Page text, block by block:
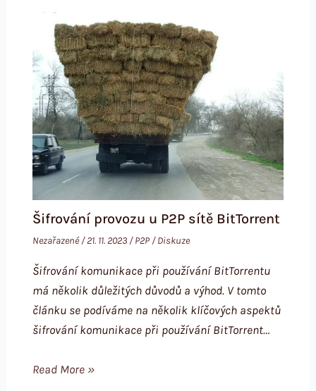
Šifrování provozu u P2P sítě BitTorrent
Nezařazené/21. 11. 2023/P2P/Diskuze
Šifrování komunikace při používání BitTorrentu
má několik důležitých důvodů a výhod. V tomto
článku se podíváme na několik klíčových aspektů
šifrování komunikace při používání BitTorrent…
Read More »